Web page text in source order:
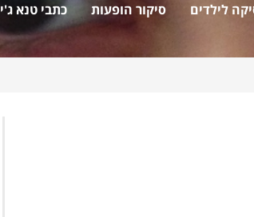
לילדים סיקור הופעות כתבי טנא ג'י